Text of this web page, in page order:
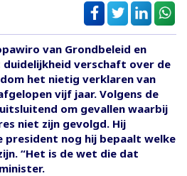
van Grondbeleid en
duidelijkheid verschaft over de
het nietig verklaren van
vijf jaar. Volgens de
om gevallen waarbij
niet zijn gevolgd. Hij
president nog hij bepaalt welke
“Het is de wet die dat